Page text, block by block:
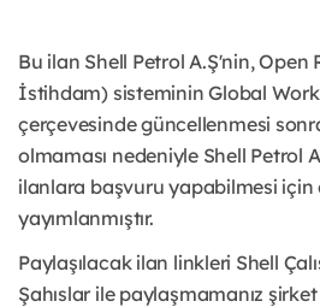
Bu ilan Shell Petrol A.Ş'nin, Open
İstihdam) sisteminin Global
çerçevesinde güncellenmesi
olmaması nedeniyle Shell Petrol
ilanlara başvuru yapabilmesi için
yayımlanmıştır. ​
Paylaşılacak ilan linkleri Shell
Şahıslar ile paylaşmamanız